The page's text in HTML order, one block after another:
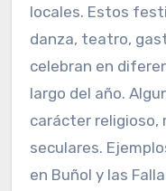
locales. Estos
danza, teatro,
celebran en
largo del año.
carácter religioso,
seculares.
en Buñol y las